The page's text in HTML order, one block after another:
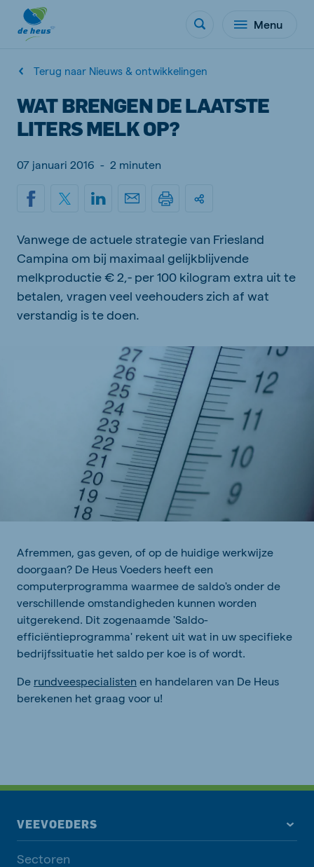
Menu
Terug naar Nieuws & ontwikkelingen
WAT BRENGEN DE LAATSTE
LITERS MELK OP?
07 januari 2016 - 2 minuten
Vanwege de actuele strategie van Friesland
Campina om bij maximaal gelijkblijvende
melkproductie € 2,- per 100 kilogram extra uit te
betalen, vragen veel veehouders zich af wat
verstandig is te doen.
Afremmen, gas geven, of op de huidige werkwijze
doorgaan? De Heus Voeders heeft een
computerprogramma waarmee de saldo's onder de
verschillende omstandigheden kunnen worden
uitgerekend. Dit zogenaamde 'Saldo-
efficiëntieprogramma' rekent uit wat in uw specifieke
bedrijfssituatie het saldo per koe is of wordt.
De rundveespecialisten en handelaren van De Heus
berekenen het graag voor u!
VEEVOEDERS
Sectoren